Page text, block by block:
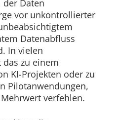
der Daten
vor unkontrollierter
Datenabfluss
In vielen
zu einem
KI-Projekten oder zu
Pilotanwendungen,
verfehlen.